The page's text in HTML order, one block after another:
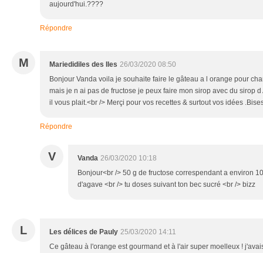
aujourd'hui.????
Répondre
M Mariedidiles des Iles 26/03/2020 08:50
Bonjour Vanda voila je souhaite faire le gâteau a l orange pour
mais je n ai pas de fructose je peux faire mon sirop avec du sirop
il vous plait.<br /> Merçi pour vos recettes & surtout vos idées
Répondre
V Vanda 26/03/2020 10:18
Bonjour<br /> 50 g de fructose correspendant a environ
d'agave <br /> tu doses suivant ton bec sucré <br /> bizz
L Les délices de Pauly 25/03/2020 14:11
Ce gâteau à l'orange est gourmand et à l'air super moelleux !